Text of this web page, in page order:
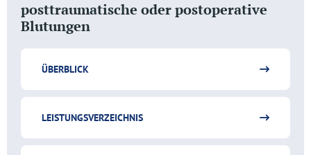
posttraumatische oder postoperative
Blutungen
ÜBERBLICK
LEISTUNGSVERZEICHNIS